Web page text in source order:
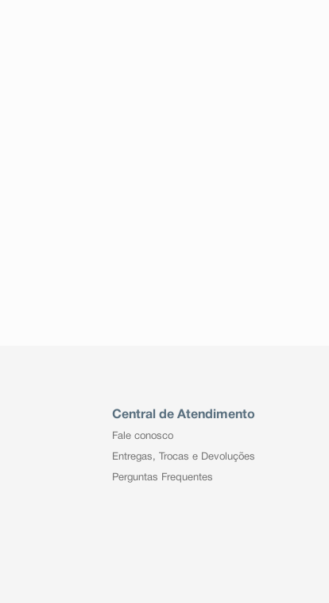
Central de Atendimento
Fale conosco
Entregas, Trocas e Devoluções
Perguntas Frequentes